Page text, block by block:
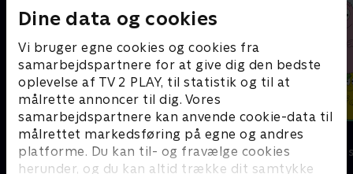
Dine data og cookies
Vi bruger egne cookies og cookies fra
samarbejdspartnere for at give dig den bedste
oplevelse af TV 2 PLAY, til statistik og til at
målrette annoncer til dig. Vores
samarbejdspartnere kan anvende cookie-data til
målrettet markedsføring på egne og andres
platforme. Du kan til- og fravælge cookies
herunder, og du kan altid trække dit samtykke
Gurli Gris
Børneserier • 4 sæsoner
Barbapapa
Børneserier • 1